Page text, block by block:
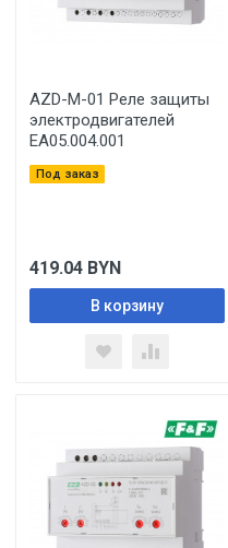
AZD-M-01 Реле защиты
электродвигателей
EA05.004.001
Под заказ
419.04 BYN
В корзину